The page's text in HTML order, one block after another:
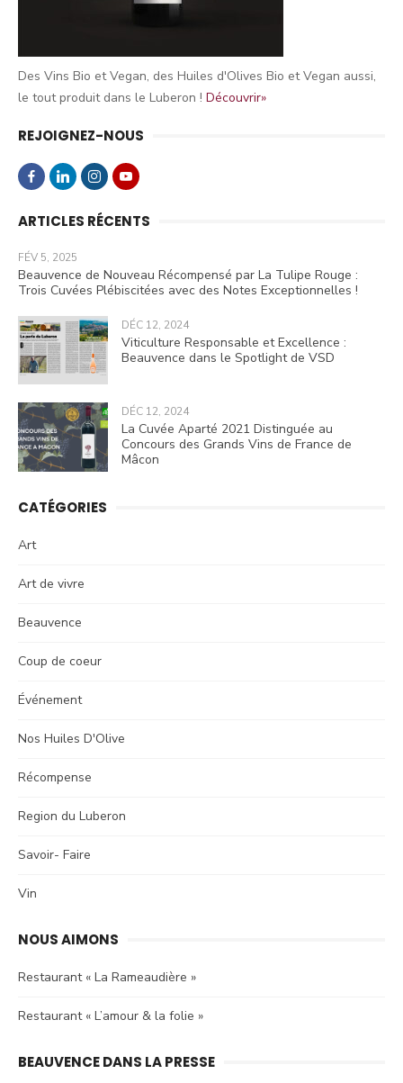
Des Vins Bio et Vegan, des Huiles d'Olives Bio et Vegan aussi,
le tout produit dans le Luberon ! Découvrir»
REJOIGNEZ-NOUS
ARTICLES RÉCENTS
FÉV 5, 2025
Beauvence de Nouveau Récompensé par La Tulipe Rouge :
Trois Cuvées Plébiscitées avec des Notes Exceptionnelles !
DÉC 12, 2024
Viticulture Responsable et Excellence :
Beauvence dans le Spotlight de VSD
DÉC 12, 2024
La Cuvée Aparté 2021 Distinguée au
Concours des Grands Vins de France de
Mâcon
CATÉGORIES
Art
Art de vivre
Beauvence
Coup de coeur
Événement
Nos Huiles D'Olive
Récompense
Region du Luberon
Savoir- Faire
Vin
NOUS AIMONS
Restaurant « La Rameaudière »
Restaurant « L’amour & la folie »
BEAUVENCE DANS LA PRESSE